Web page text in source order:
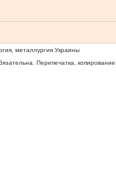
металлургия Украины
Перепечатка,